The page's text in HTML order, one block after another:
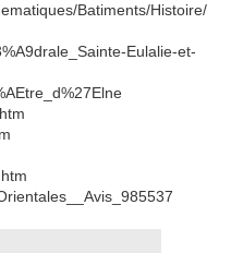
Batiments/Histoire/
Eulalie-et-